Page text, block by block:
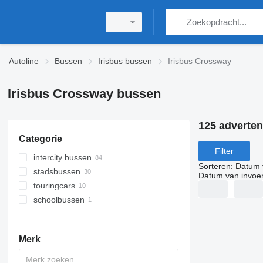
Autoline Bussen Irisbus bussen Irisbus Crossway
Irisbus Crossway bussen
Categorie
intercity bussen
stadsbussen
touringcars
schoolbussen
Merk
125
Filter
Sorteren: Datum
Datum van